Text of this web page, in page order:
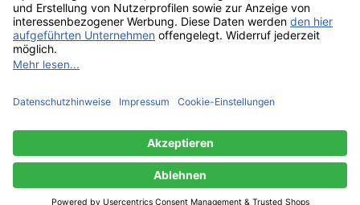
Datenschutz
SSL-Verschlüsselung